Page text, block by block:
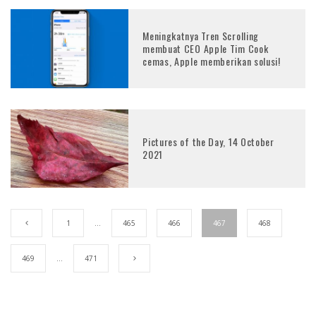
Meningkatnya Tren Scrolling
membuat CEO Apple Tim Cook
cemas, Apple memberikan solusi!
Pictures of the Day, 14 October
2021
1 … 465 466 467 468
469 … 471